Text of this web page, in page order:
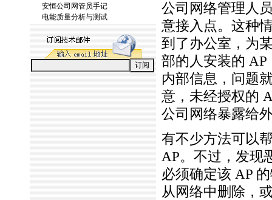
安恒公司网管员手记
电能质量分析与测试
公司网络管理人
意接入点。这种
到了办公室，为
部的人安装的
内部信息，问题
意，未经授权的
公司网络暴露给
有不少方法可以
AP。不过，发现
必须确定该 AP
从网络中删除，